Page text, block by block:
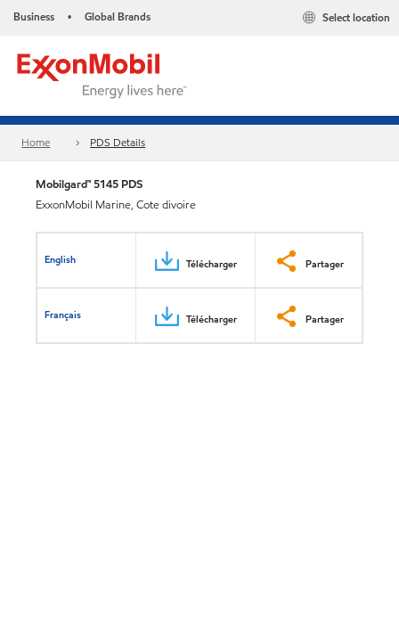
Business • Global Brands Select location
Home PDS Details
Mobilgard™ 5145 PDS
ExxonMobil Marine, Cote divoire
English Télécharger Partager
Français Télécharger Partager